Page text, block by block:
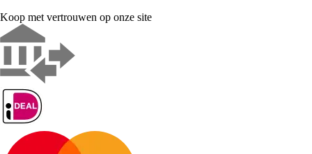
Koop met vertrouwen op onze site